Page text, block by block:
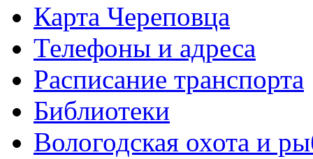
Карта Череповца
Телефоны и адреса
Расписание транспорта
Библиотеки
Вологодская охота и